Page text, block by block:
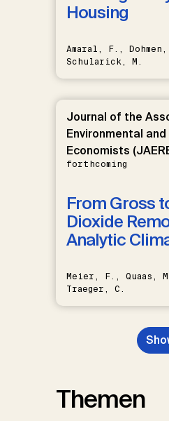
Housing
Amaral, F.,
Schularick, M.
Journal of the
Environmental
Economists
forthcoming
From Gross
Dioxide
Analytic
Meier, F., Quaas,
Traeger, C.
Themen